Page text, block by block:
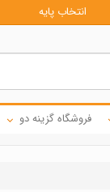
انتخاب پایه
فروشگاه گزینه دو